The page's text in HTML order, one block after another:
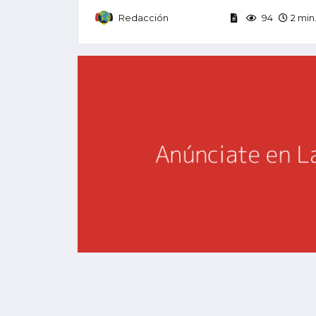
Redacción 94 2 min.